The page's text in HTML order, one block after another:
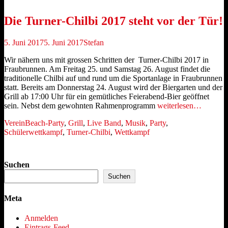
Die Turner-Chilbi 2017 steht vor der Tür!
Veröffentlicht
5. Juni 20175. Juni 2017Autor
Stefan
Wir nähern uns mit grossen Schritten der Turner-Chilbi 2017 in
Fraubrunnen. Am Freitag 25. und Samstag 26. August findet die
traditionelle Chilbi auf und rund um die Sportanlage in Fraubrunnen
statt. Bereits am Donnerstag 24. August wird der Biergarten und der
Grill ab 17:00 Uhr für ein gemütliches Feierabend-Bier geöffnet
sein. Nebst dem gewohnten Rahmenprogramm weiterlesen…
Kategorien
VereinSchlagworte
Beach-Party, Grill, Live Band, Musik, Party,
Schülerwettkampf, Turner-Chilbi, Wettkampf
Suchen
Suchen
Meta
Anmelden